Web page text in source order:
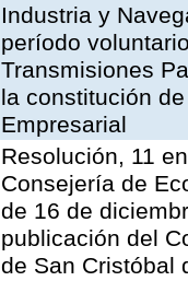
Industria y
período
Transmisiones
la constitución
Empresarial
Resolución, 11
Consejería de
de 16 de
publicación del
de San Cristóbal